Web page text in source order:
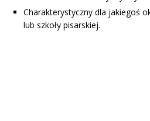
Charakterystyczny dla jakiegoś
lub szkoły pisarskiej.